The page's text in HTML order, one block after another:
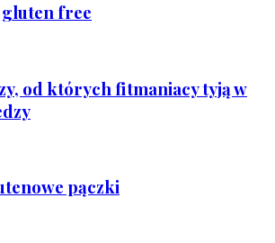
free
od których fitmaniacy tyją w
pączki